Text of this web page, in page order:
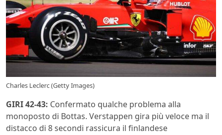
Charles Leclerc (Getty Images)
GIRI 42-43: Confermato qualche problema alla
monoposto di Bottas. Verstappen gira più veloce ma il
distacco di 8 secondi rassicura il finlandese